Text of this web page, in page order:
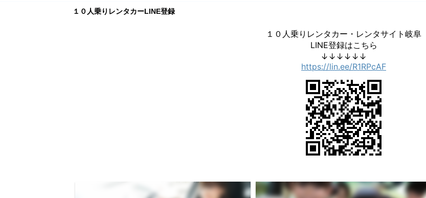
１０人乗りレンタカーLINE登録
１０人乗りレンタカー・レンタサイト岐阜
LINE登録はこちら
↓↓↓↓↓↓
https://lin.ee/R1RPcAF